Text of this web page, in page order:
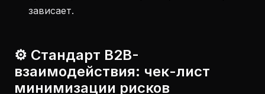
зависает.
⚙️ Стандарт B2B-
взаимодействия: чек-лист
минимизации рисков